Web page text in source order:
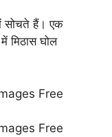
सोचते हैं। एक
मिठास घोल